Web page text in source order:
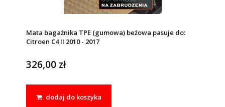
Mata bagażnika TPE (gumowa) beżowa pasuje do:
Citroen C4 II 2010 - 2017
326,00 zł
dodaj do koszyka